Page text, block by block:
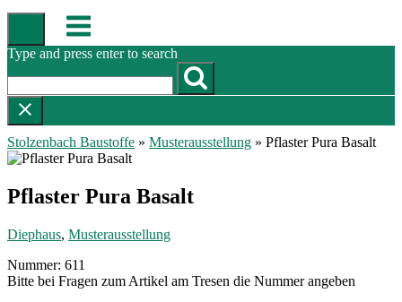
Skip
content
Menu
Type and press enter to search
Stolzenbach Baustoffe » Musterausstellung » Pflaster Pura Basalt
Pflaster Pura Basalt
Diephaus, Musterausstellung
Nummer: 611
Bitte bei Fragen zum Artikel am Tresen die Nummer angeben